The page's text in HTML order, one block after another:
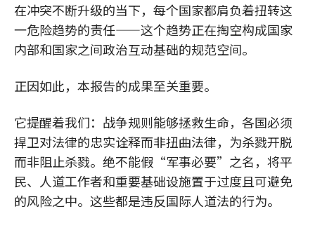
在冲突不断升级的当下，每个国家都肩负着扭转这
一危险趋势的责任——这个趋势正在掏空构成国家
内部和国家之间政治互动基础的规范空间。
正因如此，本报告的成果至关重要。
它提醒着我们：战争规则能够拯救生命，各国必须
捍卫对法律的忠实诠释而非扭曲法律，为杀戮开脱
而非阻止杀戮。绝不能假“军事必要”之名，将平
民、人道工作者和重要基础设施置于过度且可避免
的风险之中。这些都是违反国际人道法的行为。